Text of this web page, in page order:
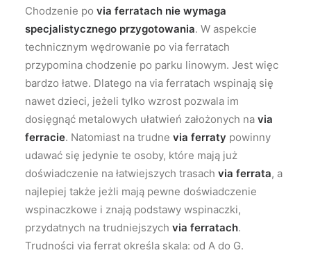
Chodzenie po via ferratach nie wymaga
specjalistycznego przygotowania. W aspekcie
technicznym wędrowanie po via ferratach
przypomina chodzenie po parku linowym. Jest więc
bardzo łatwe. Dlatego na via ferratach wspinają się
nawet dzieci, jeżeli tylko wzrost pozwala im
dosięgnąć metalowych ułatwień założonych na via
ferracie. Natomiast na trudne via ferraty powinny
udawać się jedynie te osoby, które mają już
doświadczenie na łatwiejszych trasach via ferrata, a
najlepiej także jeżli mają pewne doświadczenie
wspinaczkowe i znają podstawy wspinaczki,
przydatnych na trudniejszych via ferratach.
Trudności via ferrat określa skala: od A do G.